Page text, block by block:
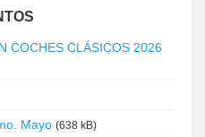
COCHES CLÁSICOS 2026
Mayo (638 kB)